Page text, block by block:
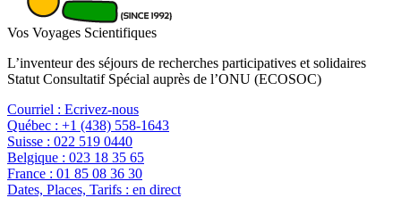
Vos Voyages Scientifiques
L’inventeur des séjours de recherches participatives et solidaires
Statut Consultatif Spécial auprès de l’ONU (ECOSOC)
Courriel : Ecrivez-nous
Québec : +1 (438) 558-1643
Suisse : 022 519 0440
Belgique : 023 18 35 65
France : 01 85 08 36 30
Dates, Places, Tarifs : en direct